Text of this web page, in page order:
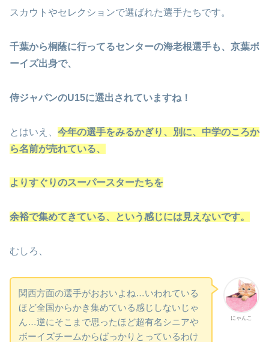
スカウトやセレクションで選ばれた選手たちです。
千葉から桐蔭に行ってるセンターの海老根選手も、京葉ボ
ーイズ出身で、
侍ジャパンのU15に選出されていますね！
とはいえ、 今年の選手をみるかぎり、別に、中学のころか
ら名前が売れている、
よりすぐりのスーパースターたちを
余裕で集めてきている、という感じには見えないです。
むしろ、
にゃんこ
関西方面の選手がおおいよね…いわれている
ほど全国からかき集めている感じしないじゃ
ん…逆にそこまで思ったほど超有名シニアや
ボーイズチームからばっかりとっているわけ